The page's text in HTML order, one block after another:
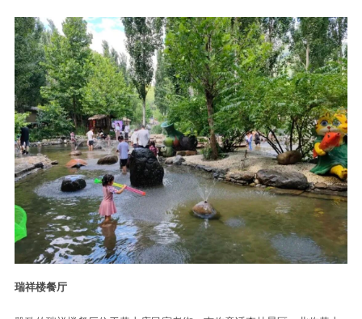
瑞祥楼餐厅